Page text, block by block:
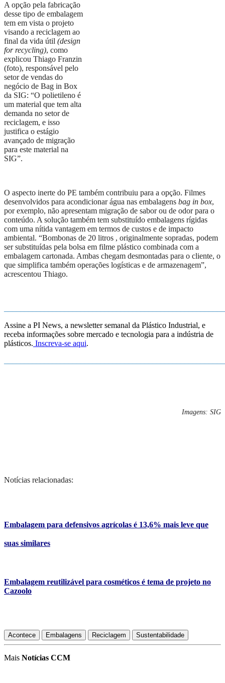
A opção pela fabricação
desse tipo de embalagem
tem em vista o projeto
visando a reciclagem ao
final da vida útil (design
for recycling), como
explicou Thiago Franzin
(foto), responsável pelo
setor de vendas do
negócio de Bag in Box
da SIG: “O polietileno é
um material que tem alta
demanda no setor de
reciclagem, e isso
justifica o estágio
avançado de migração
para este material na
SIG”.
O aspecto inerte do PE também contribuiu para a opção. Filmes
desenvolvidos para acondicionar água nas embalagens bag in box,
por exemplo, não apresentam migração de sabor ou de odor para o
conteúdo. A solução também tem substituído embalagens rígidas
com uma nítida vantagem em termos de custos e de impacto
ambiental. “Bombonas de 20 litros , originalmente sopradas, podem
ser substituídas pela bolsa em filme plástico combinada com a
embalagem cartonada. Ambas chegam desmontadas para o cliente, o
que simplifica também operações logísticas e de armazenagem”,
acrescentou Thiago.
Assine a PI News, a newsletter semanal da Plástico Industrial, e
receba informações sobre mercado e tecnologia para a indústria de
plásticos. Inscreva-se aqui.
Imagens: SIG
Notícias relacionadas:
Embalagem para defensivos agrícolas é 13,6% mais leve que
suas similares
Embalagem reutilizável para cosméticos é tema de projeto no
Cazoolo
Acontece Embalagens Reciclagem Sustentabilidade
Mais Notícias CCM